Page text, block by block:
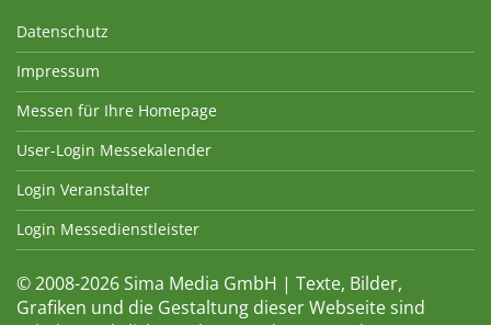
Datenschutz
Impressum
Messen für Ihre Homepage
User-Login Messekalender
Login Veranstalter
Login Messedienstleister
© 2008-2026 Sima Media GmbH | Texte, Bilder,
Grafiken und die Gestaltung dieser Webseite sind